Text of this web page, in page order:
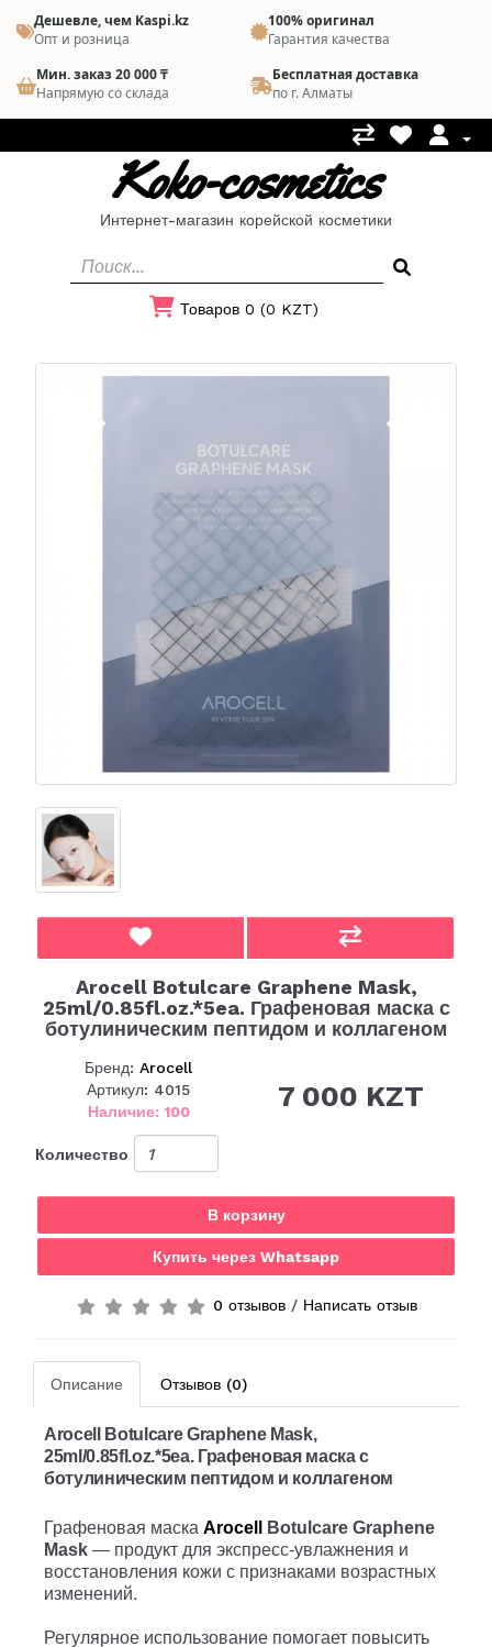
Дешевле, чем Kaspi.kz
Опт и розница
100% оригинал
Гарантия качества
Мин. заказ 20 000 ₸
Напрямую со склада
Бесплатная доставка
по г. Алматы
Koko-cosmetics
Интернет-магазин корейской косметики
Товаров 0 (0 KZT)
Arocell Botulcare Graphene Mask,
25ml/0.85fl.oz.*5ea. Графеновая маска с
ботулиническим пептидом и коллагеном
Бренд:Arocell
Артикул: 4015
Наличие: 100
7 000 KZT
Количество
В корзину
Купить через Whatsapp
0 отзывов/ Написать отзыв
Описание Отзывов (0)
Arocell Botulcare Graphene Mask,
25ml/0.85fl.oz.*5ea. Графеновая маска с
ботулиническим пептидом и коллагеном
Графеновая маска Arocell
Botulcare Graphene
Mask — продукт для экспресс-увлажнения и
восстановления кожи с признаками возрастных
изменений.
Регулярное использование помогает повысить